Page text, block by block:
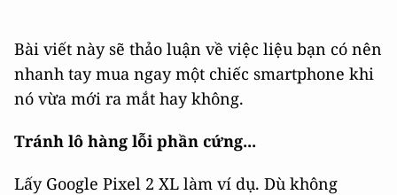
Bài viết này sẽ thảo luận về việc liệu bạn có nên
nhanh tay mua ngay một chiếc smartphone khi
nó vừa mới ra mắt hay không.
Tránh lô hàng lỗi phần cứng...
Lấy Google Pixel 2 XL làm ví dụ. Dù không